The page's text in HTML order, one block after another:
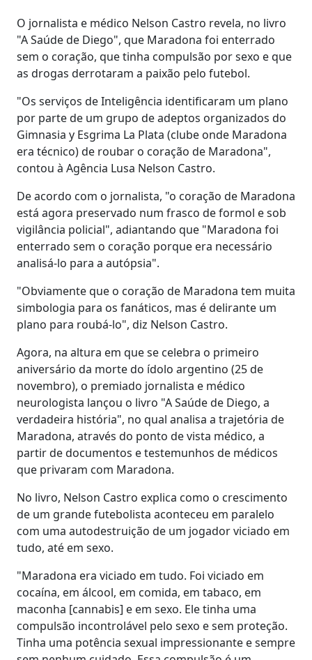
O jornalista e médico Nelson Castro revela, no livro
"A Saúde de Diego", que Maradona foi enterrado
sem o coração, que tinha compulsão por sexo e que
as drogas derrotaram a paixão pelo futebol.
"Os serviços de Inteligência identificaram um plano
por parte de um grupo de adeptos organizados do
Gimnasia y Esgrima La Plata (clube onde Maradona
era técnico) de roubar o coração de Maradona",
contou à Agência Lusa Nelson Castro.
De acordo com o jornalista, "o coração de Maradona
está agora preservado num frasco de formol e sob
vigilância policial", adiantando que "Maradona foi
enterrado sem o coração porque era necessário
analisá-lo para a autópsia".
"Obviamente que o coração de Maradona tem muita
simbologia para os fanáticos, mas é delirante um
plano para roubá-lo", diz Nelson Castro.
Agora, na altura em que se celebra o primeiro
aniversário da morte do ídolo argentino (25 de
novembro), o premiado jornalista e médico
neurologista lançou o livro "A Saúde de Diego, a
verdadeira história", no qual analisa a trajetória de
Maradona, através do ponto de vista médico, a
partir de documentos e testemunhos de médicos
que privaram com Maradona.
No livro, Nelson Castro explica como o crescimento
de um grande futebolista aconteceu em paralelo
com uma autodestruição de um jogador viciado em
tudo, até em sexo.
"Maradona era viciado em tudo. Foi viciado em
cocaína, em álcool, em comida, em tabaco, em
maconha [cannabis] e em sexo. Ele tinha uma
compulsão incontrolável pelo sexo e sem proteção.
Tinha uma potência sexual impressionante e sempre